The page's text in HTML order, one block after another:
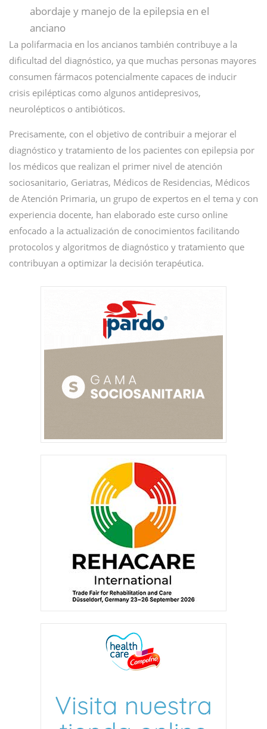
abordaje y manejo de la epilepsia en el
anciano
La polifarmacia en los ancianos también contribuye a la
dificultad del diagnóstico, ya que muchas personas mayores
consumen fármacos potencialmente capaces de inducir
crisis epilépticas como algunos antidepresivos,
neurolépticos o antibióticos.
Precisamente, con el objetivo de contribuir a mejorar el
diagnóstico y tratamiento de los pacientes con epilepsia por
los médicos que realizan el primer nivel de atención
sociosanitario, Geriatras, Médicos de Residencias, Médicos
de Atención Primaria, un grupo de expertos en el tema y con
experiencia docente, han elaborado este curso online
enfocado a la actualización de conocimientos facilitando
protocolos y algoritmos de diagnóstico y tratamiento que
contribuyan a optimizar la decisión terapéutica.